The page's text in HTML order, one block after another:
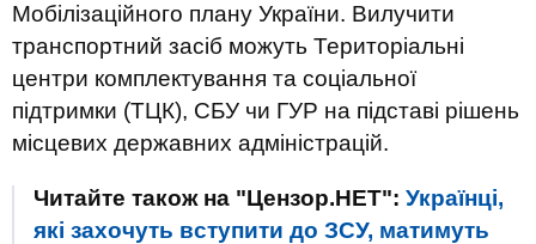
Мобілізаційного плану України. Вилучити
транспортний засіб можуть Територіальні
центри комплектування та соціальної
підтримки (ТЦК), СБУ чи ГУР на підставі рішень
місцевих державних адміністрацій.
Читайте також на "Цензор.НЕТ": Українці,
які захочуть вступити до ЗСУ, матимуть